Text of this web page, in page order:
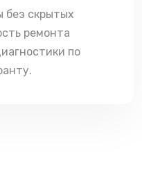
без скрытых
ремонта
по